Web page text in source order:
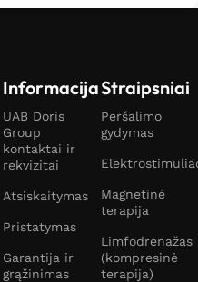
Informacija
UAB Doris
Group
kontaktai ir
rekvizitai
Atsiskaitymas
Pristatymas
Garantija ir
grąžinimas
Straipsniai
Peršalimo
gydymas
Magnetinė
terapija
Limfodrenažas
(kompresinė
terapija)